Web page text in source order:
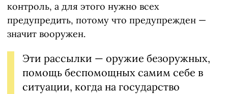
контроль, а для этого нужно всех
предупредить, потому что предупрежден —
значит вооружен.
Эти рассылки — оружие безоружных,
помощь беспомощных самим себе в
ситуации, когда на государство